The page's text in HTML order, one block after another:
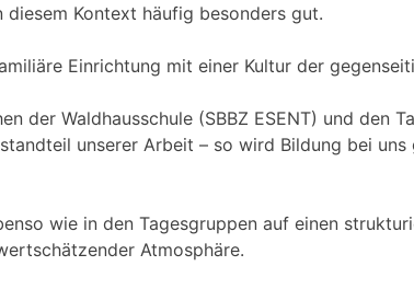
Kontext häufig besonders gut.
Einrichtung mit einer Kultur der
der Waldhausschule (SBBZ ESENT) und den
unserer Arbeit – so wird Bildung bei
wie in den Tagesgruppen auf einen
Atmosphäre.